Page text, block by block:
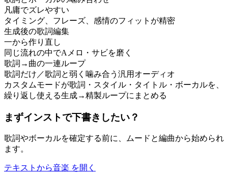
凡庸でズレやすい
タイミング、フレーズ、感情のフィットが精密
生成後の歌詞編集
一から作り直し
同じ流れの中でAメロ・サビを磨く
歌詞→曲の一連ループ
歌詞だけ／歌詞と弱く噛み合う汎用オーディオ
カスタムモードが歌詞・スタイル・タイトル・ボーカルを、
繰り返し使える生成→精製ループにまとめる
まずインストで下書きしたい？
歌詞やボーカルを確定する前に、ムードと編曲から始められ
ます。
テキストから音楽 を開く